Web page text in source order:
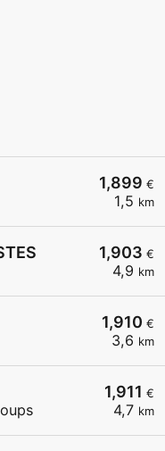
1,899 €
1,5 km
1,903 €
4,9 km
1,910 €
3,6 km
1,911 €
4,7 km